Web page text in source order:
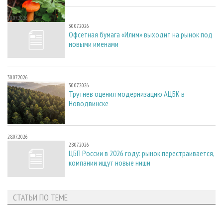
30.07.2026
30.07.2026
Офсетная бумага «Илим» выходит на рынок под
новыми именами
30.07.2026
30.07.2026
Трутнев оценил модернизацию АЦБК в
Новодвинске
28.07.2026
28.07.2026
ЦБП России в 2026 году: рынок перестраивается,
компании ищут новые ниши
СТАТЬИ ПО ТЕМЕ